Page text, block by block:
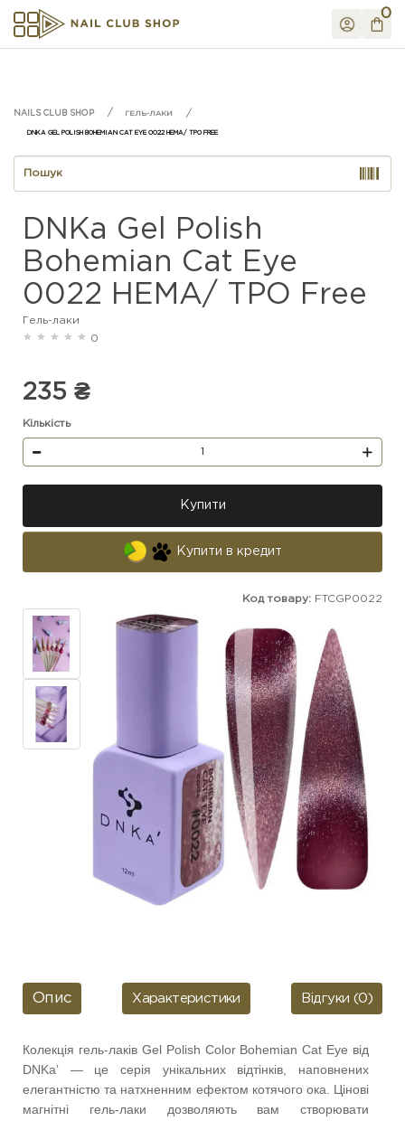
0
ГЕЛЬ-ЛАКИ
DNKA GEL POLISH BOHEMIAN CAT EYE 0022 HEMA/ TPO FREE
DNKa Gel Polish
Bohemian Cat Eye
0022 HEMA/ TPO Free
Гель-лаки
0
Код товару: FTCGP0022
235 ₴
Кількість
Купити
Купити в кредит
Опис Характеристики Відгуки (0)
Колекція гель-лаків Gel Polish Color Bohemian Cat Eye від
DNKaʼ —
це серія унікальних відтінків, наповнених
елегантністю та натхненним ефектом котячого ока. Цінові
магнітні гель-лаки дозволяють вам створювати